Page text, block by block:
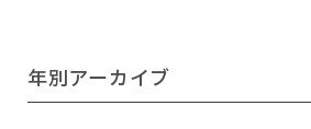
年別アーカイブ